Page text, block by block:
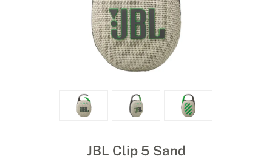
JBL Clip 5 Sand